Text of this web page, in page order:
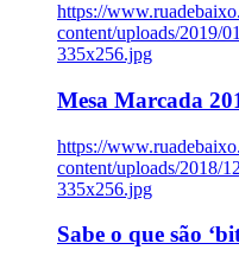
https://
content/uploads/2019/
335x256.jpg
Mesa Marcada
https://
content/uploads/2018/
335x256.jpg
Sabe o que são